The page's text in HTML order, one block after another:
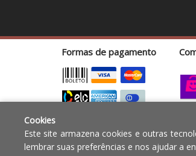
Talheres
Cama e banho
Formas de pagamento
12.772.829/0001-91 | CLS 302 bloco
Cookies
Este site armazena cookies e outras
lembrar suas preferências e nos ajudar a